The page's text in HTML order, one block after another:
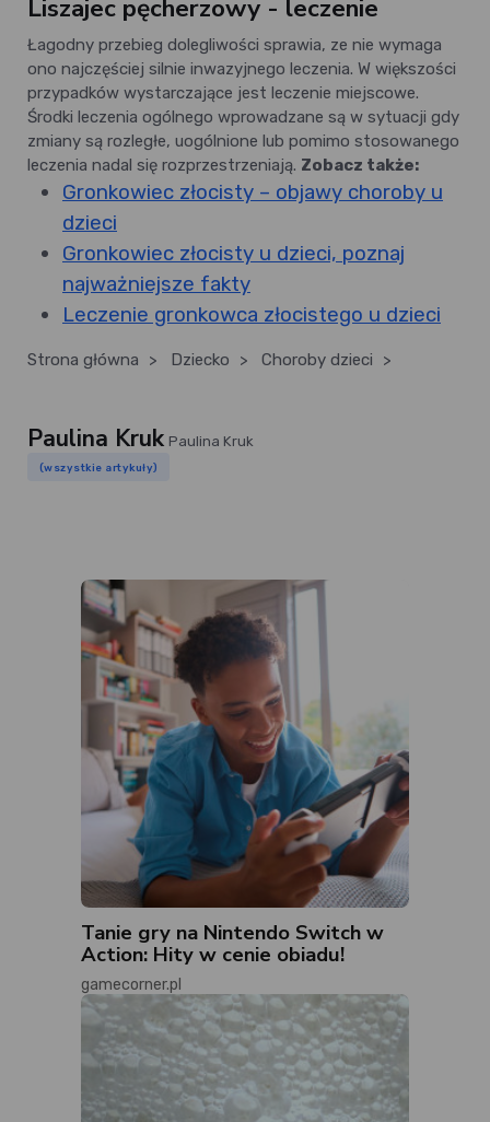
Liszajec pęcherzowy - leczenie
Łagodny przebieg dolegliwości sprawia, ze nie wymaga
ono najczęściej silnie inwazyjnego leczenia. W większości
przypadków wystarczające jest leczenie miejscowe.
Środki leczenia ogólnego wprowadzane są w sytuacji gdy
zmiany są rozległe, uogólnione lub pomimo stosowanego
leczenia nadal się rozprzestrzeniają. Zobacz także:
Gronkowiec złocisty – objawy choroby u
dzieci
Gronkowiec złocisty u dzieci, poznaj
najważniejsze fakty
Leczenie gronkowca złocistego u dzieci
Strona główna > Dziecko > Choroby dzieci >
Paulina Kruk Paulina Kruk
(wszystkie artykuły)
Tanie gry na Nintendo Switch w
Action: Hity w cenie obiadu!
gamecorner.pl